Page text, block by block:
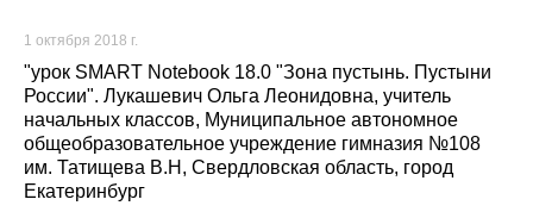
1 октября 2018 г.
"урок SMART Notebook 18.0 "Зона пустынь. Пустыни
России". Лукашевич Ольга Леонидовна, учитель
начальных классов, Муниципальное автономное
общеобразовательное учреждение гимназия №108
им. Татищева В.Н, Свердловская область, город
Екатеринбург